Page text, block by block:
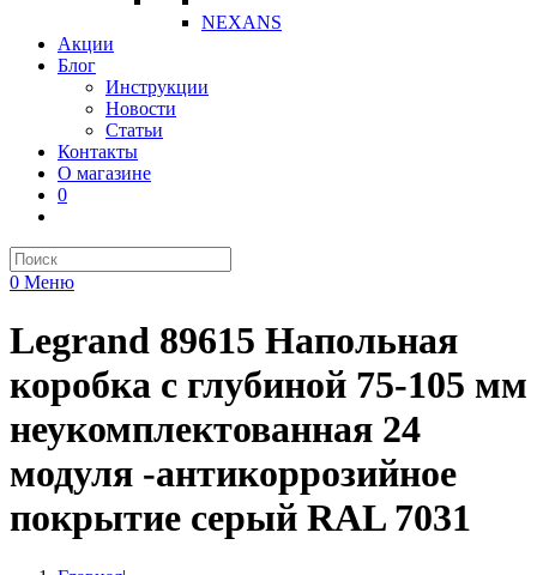
NEXANS
Акции
Блог
Инструкции
Новости
Статьи
Контакты
О магазине
0
0 Меню
Legrand 89615 Напольная
коробка с глубиной 75-105 мм
неукомплектованная 24
модуля -антикоррозийное
покрытие серый RAL 7031